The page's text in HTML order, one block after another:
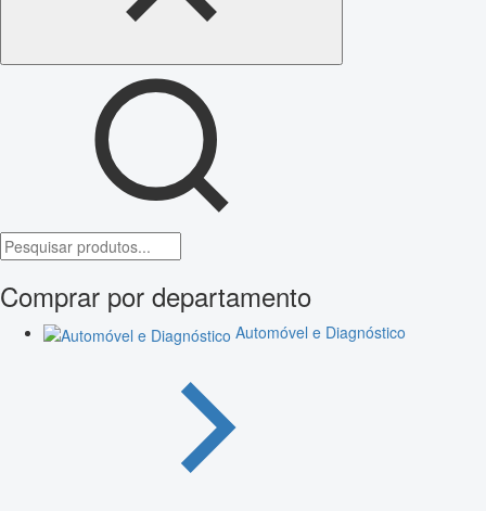
Comprar por departamento
Automóvel e Diagnóstico